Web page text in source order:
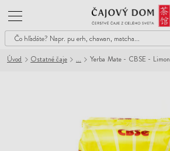
Čajový
Dom
Úvod Ostatné čaje Yerba Mate - CBSE - Limon